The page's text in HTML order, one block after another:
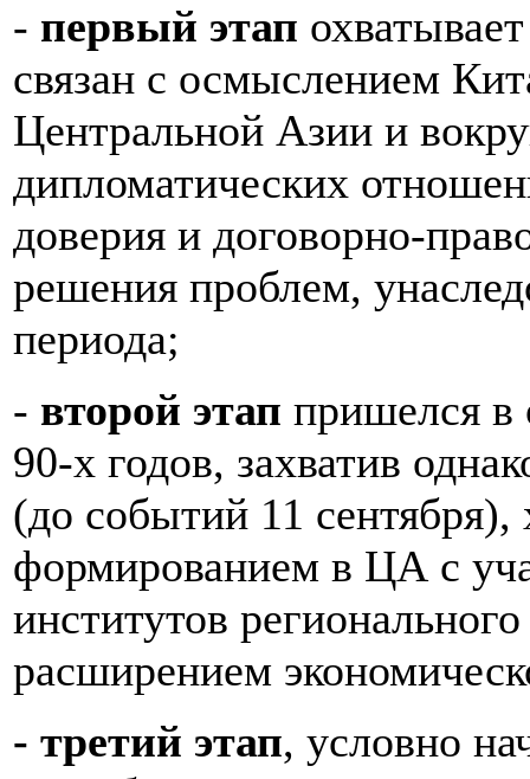
- первый этап
связан с осмыслением
Центральной Азии и
дипломатических
доверия и договорно-
решения проблем,
периода;
- второй этап пришелся в
90-х годов, захватив
(до событий 11 сентября),
формированием в ЦА с
институтов
расширением
- третий этап, условно